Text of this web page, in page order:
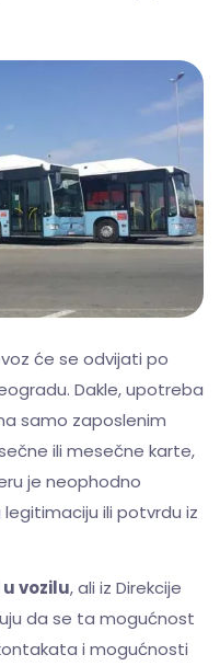
će se odvijati po
Dakle, upotreba
samo zaposlenim
ili mesečne karte,
je neophodno
ili potvrdu iz
vozilu, ali iz Direkcije
da se ta mogućnost
i mogućnosti